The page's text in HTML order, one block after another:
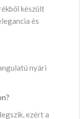
készült
és
nyári
ezért a